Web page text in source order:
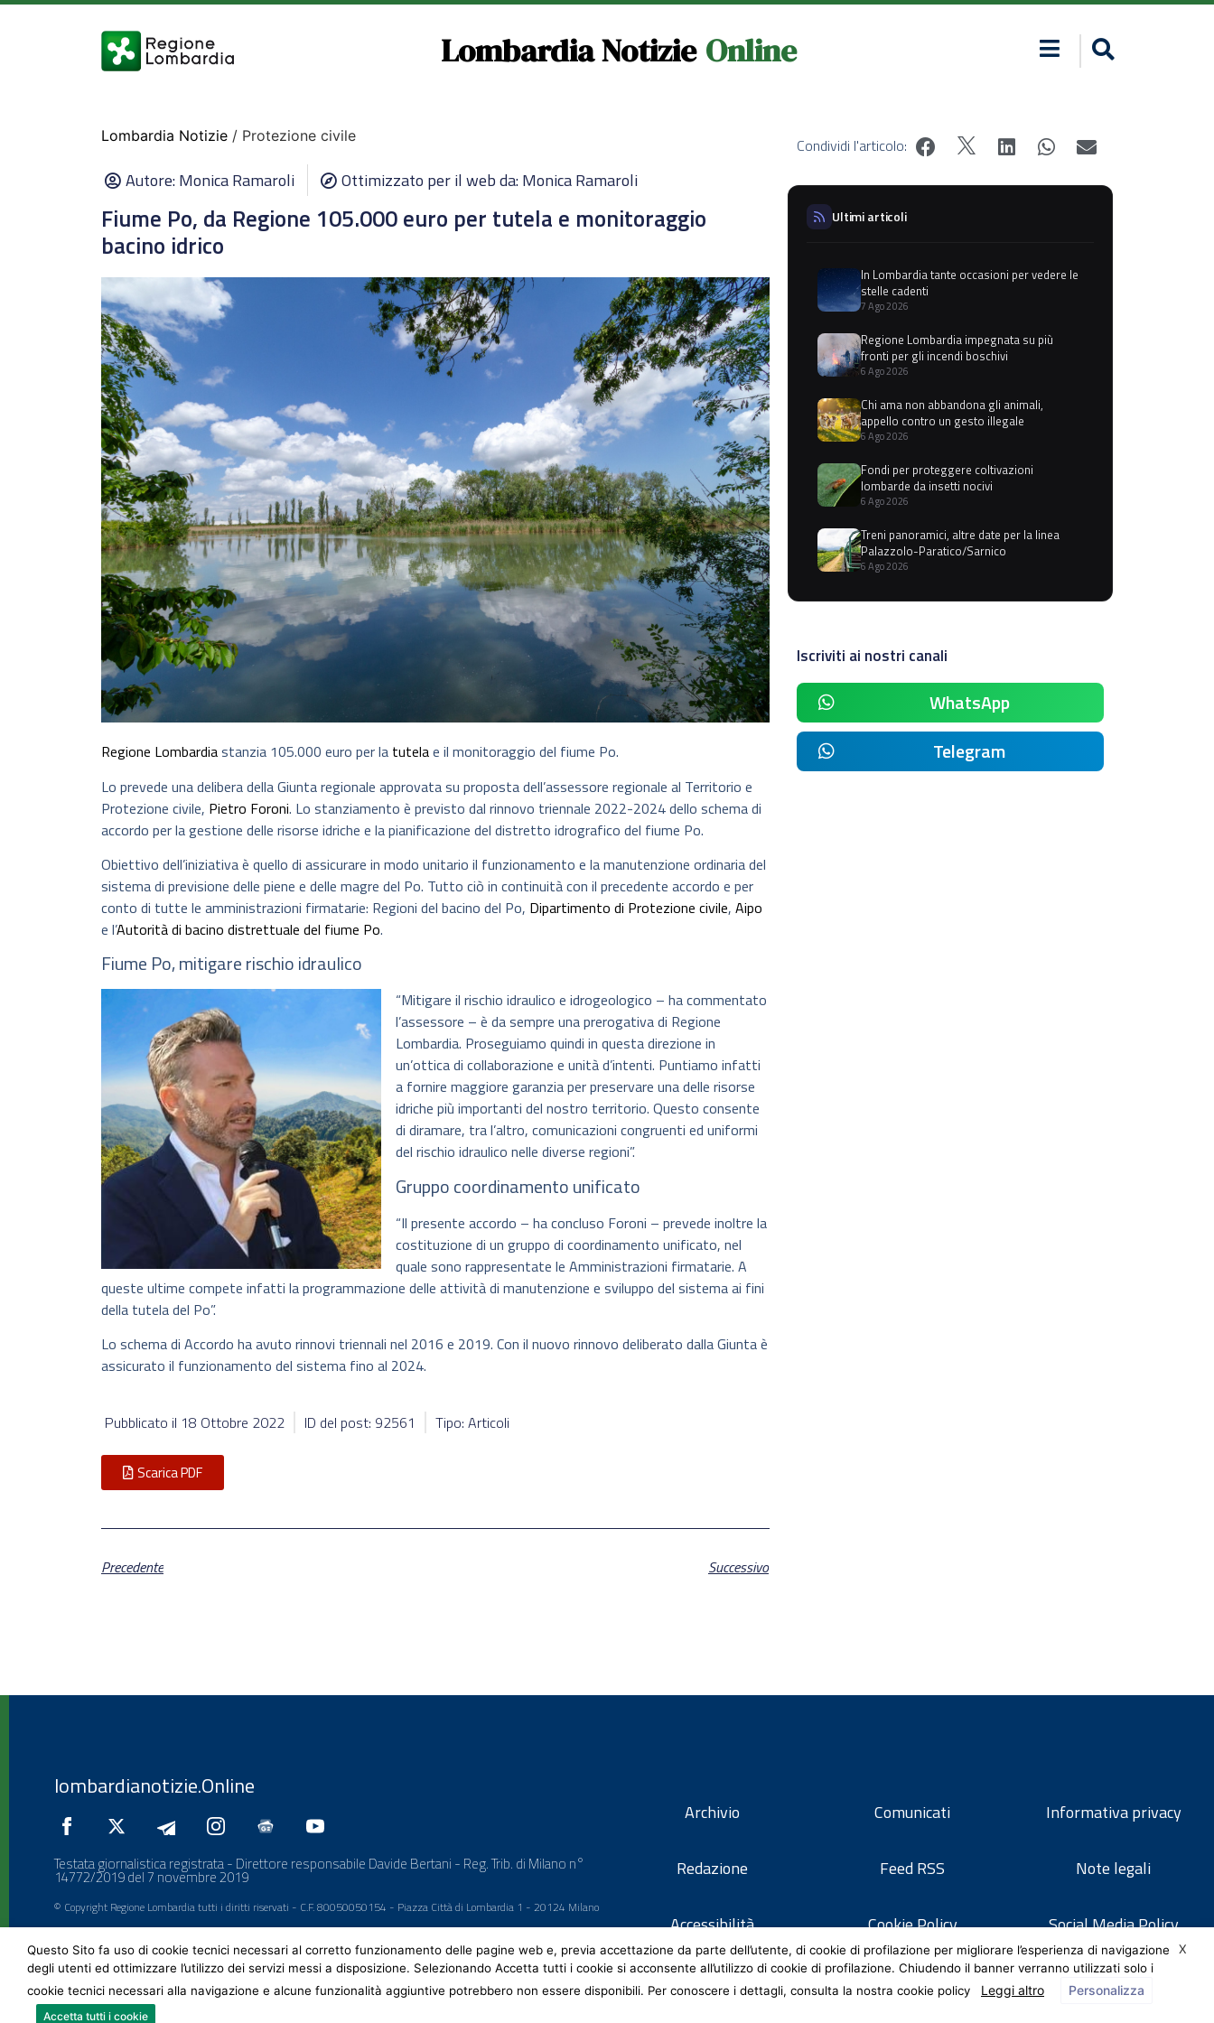
Lombardia Notizie Online
Lombardia Notizie / Protezione civile
Autore:Monica Ramaroli Ottimizzato per il web da: Monica Ramaroli
Fiume Po, da Regione 105.000 euro per tutela e monitoraggio
bacino idrico
Regione Lombardiastanzia 105.000 euro per la tutelae il monitoraggio del fiume Po.
Lo prevede una delibera della Giunta regionale approvata su proposta dell’assessore regionale al Territorio e
Protezione civile, Pietro Foroni. Lo stanziamento è previsto dal rinnovo triennale 2022-2024 dello schema di
accordo per la gestione delle risorse idriche e la pianificazione del distretto idrografico del fiume Po.
Obiettivo dell’iniziativa è quello di assicurare in modo unitario il funzionamento e la manutenzione ordinaria del
sistema di previsione delle piene e delle magre del Po. Tutto ciò in continuità con il precedente accordo e per
conto di tutte le amministrazioni firmatarie: Regioni del bacino del Po, Dipartimento di Protezione civile, Aipo
e l’Autorità di bacino distrettuale del fiume Po.
Fiume Po, mitigare rischio idraulico
“Mitigare il rischio idraulico e idrogeologico – ha commentato
l’assessore – è da sempre una prerogativa di Regione
Lombardia. Proseguiamo quindi in questa direzione in
un’ottica di collaborazione e unità d’intenti. Puntiamo infatti
a fornire maggiore garanzia per preservare una delle risorse
idriche più importanti del nostro territorio. Questo consente
di diramare, tra l’altro, comunicazioni congruenti ed uniformi
del rischio idraulico nelle diverse regioni”.
Gruppo coordinamento unificato
“Il presente accordo – ha concluso Foroni – prevede inoltre la
costituzione di un gruppo di coordinamento unificato, nel
quale sono rappresentate le Amministrazioni firmatarie. A
queste ultime compete infatti la programmazione delle attività di manutenzione e sviluppo del sistema ai fini
della tutela del Po”.
Lo schema di Accordo ha avuto rinnovi triennali nel 2016 e 2019. Con il nuovo rinnovo deliberato dalla Giunta è
assicurato il funzionamento del sistema fino al 2024.
Pubblicato il 18 Ottobre 2022 ID del post: 92561 Tipo: Articoli
Scarica PDF
Precedente Successivo
Condividi l'articolo:
Ultimi articoli
In Lombardia tante occasioni per vedere le
stelle cadenti
7 Ago 2026
Regione Lombardia impegnata su più
fronti per gli incendi boschivi
6 Ago 2026
Chi ama non abbandona gli animali,
appello contro un gesto illegale
6 Ago 2026
Fondi per proteggere coltivazioni
lombarde da insetti nocivi
6 Ago 2026
Treni panoramici, altre date per la linea
Palazzolo-Paratico/Sarnico
6 Ago 2026
Iscriviti ai nostri canali
WhatsApp
Telegram
lombardianotizie.Online
Testata giornalistica registrata - Direttore responsabile Davide Bertani - Reg. Trib. di Milano n°
14772/2019 del 7 novembre 2019
© Copyright Regione Lombardia tutti i diritti riservati - C.F. 80050050154 - Piazza Città di Lombardia 1 - 20124 Milano
Archivio
Redazione
Accessibilità
Comunicati
Feed RSS
Cookie Policy
Informativa privacy
Note legali
Social Media Policy
X
Questo Sito fa uso di cookie tecnici necessari al corretto funzionamento delle pagine web e, previa accettazione da parte dell’utente, di cookie di profilazione per migliorare l’esperienza di navigazione
degli utenti ed ottimizzare l’utilizzo dei servizi messi a disposizione. Selezionando Accetta tutti i cookie si acconsente all’utilizzo di cookie di profilazione. Chiudendo il banner verranno utilizzati solo i
cookie tecnici necessari alla navigazione e alcune funzionalità aggiuntive potrebbero non essere disponibili. Per conoscere i dettagli, consulta la nostra cookie policy
Leggi altro Personalizza
Accetta tutti i cookie